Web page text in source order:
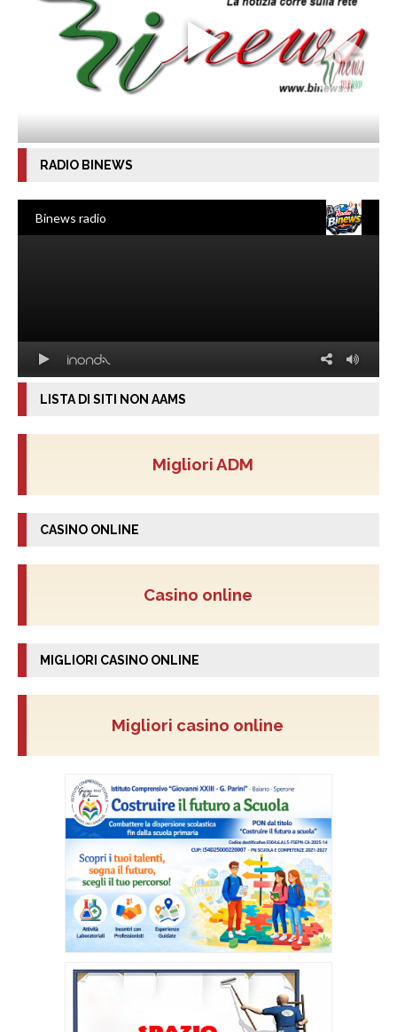
RADIO BINEWS
LISTA DI SITI NON AAMS
Migliori ADM
CASINO ONLINE
Casino online
MIGLIORI CASINO ONLINE
Migliori casino online